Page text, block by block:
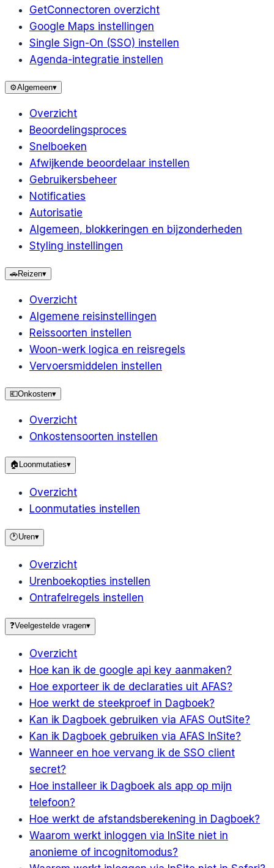
GetConnectoren overzicht
Google Maps instellingen
Single Sign-On (SSO) instellen
Agenda-integratie instellen
⚙️Algemeen▾
Overzicht
Beoordelingsproces
Snelboeken
Afwijkende beoordelaar instellen
Gebruikersbeheer
Notificaties
Autorisatie
Algemeen, blokkeringen en bijzonderheden
Styling instellingen
🚗Reizen▾
Overzicht
Algemene reisinstellingen
Reissoorten instellen
Woon-werk logica en reisregels
Vervoersmiddelen instellen
💶Onkosten▾
Overzicht
Onkostensoorten instellen
🏠 Loonmutaties▾
Overzicht
Loonmutaties instellen
🕐Uren▾
Overzicht
Urenboekopties instellen
Ontrafelregels instellen
❓Veelgestelde vragen▾
Overzicht
Hoe kan ik de google api key aanmaken?
Hoe exporteer ik de declaraties uit AFAS?
Hoe werkt de steekproef in Dagboek?
Kan ik Dagboek gebruiken via AFAS OutSite?
Kan ik Dagboek gebruiken via AFAS InSite?
Wanneer en hoe vervang ik de SSO client
secret?
Hoe installeer ik Dagboek als app op mijn
telefoon?
Hoe werkt de afstandsberekening in Dagboek?
Waarom werkt inloggen via InSite niet in
anonieme of incognitomodus?